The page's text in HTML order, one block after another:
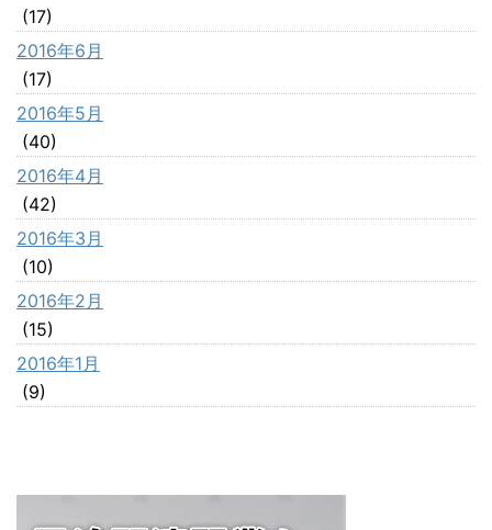
(17)
2016年6月
(17)
2016年5月
(40)
2016年4月
(42)
2016年3月
(10)
2016年2月
(15)
2016年1月
(9)